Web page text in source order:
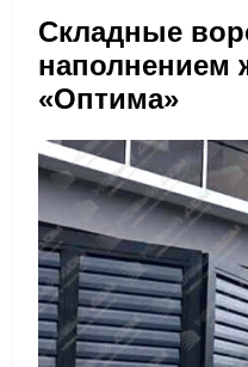
Складные
наполнением
«Оптима»